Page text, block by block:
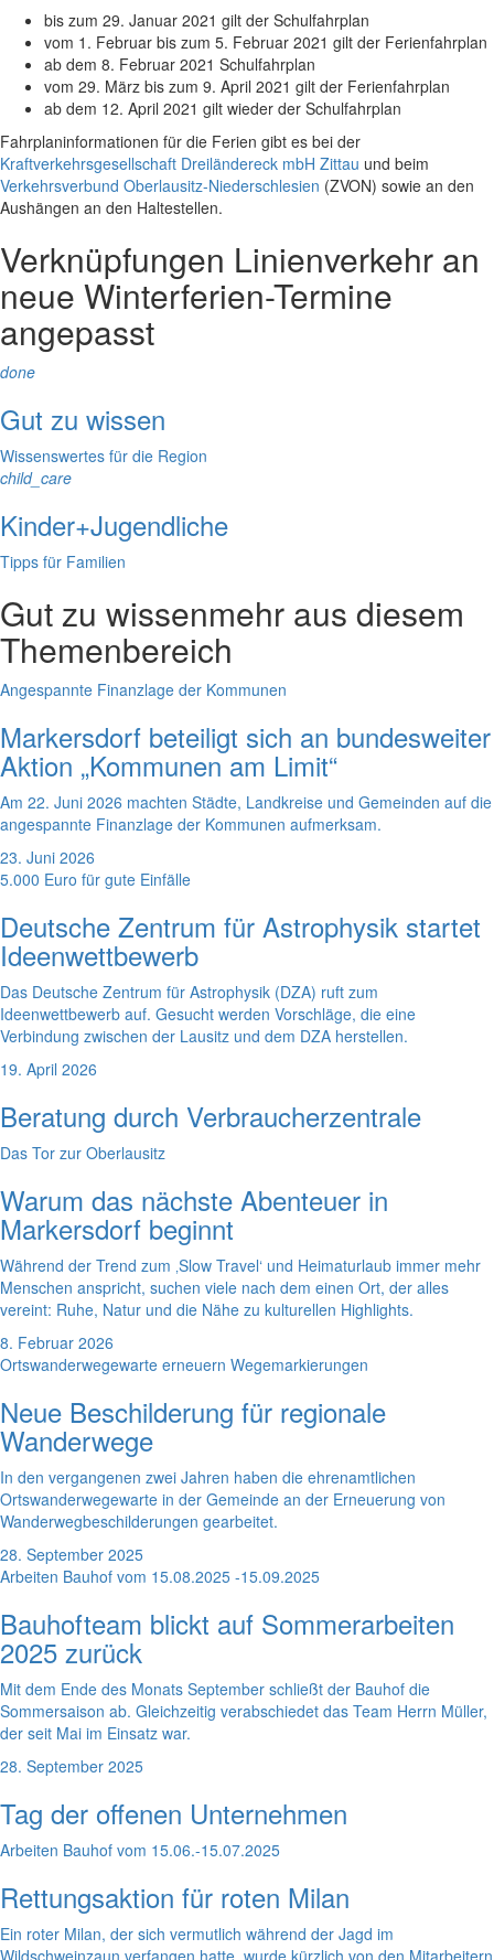
bis zum 29. Januar 2021 gilt der Schulfahrplan
vom 1. Februar bis zum 5. Februar 2021 gilt der Ferienfahrplan
ab dem 8. Februar 2021 Schulfahrplan
vom 29. März bis zum 9. April 2021 gilt der Ferienfahrplan
ab dem 12. April 2021 gilt wieder der Schulfahrplan
Fahrplaninformationen für die Ferien gibt es bei der
Kraftverkehrsgesellschaft Dreiländereck mbH Zittau und beim
Verkehrsverbund Oberlausitz-Niederschlesien (ZVON) sowie an den
Aushängen an den Haltestellen.
Verknüpfungen Linienverkehr an
neue Winterferien-Termine
angepasst
done
Gut zu wissen
Wissenswertes für die Region
child_care
Kinder+Jugendliche
Tipps für Familien
Gut zu wissenmehr aus diesem
Themenbereich
Angespannte Finanzlage der Kommunen
Markersdorf beteiligt sich an bundesweiter
Aktion „Kommunen am Limit“
Am 22. Juni 2026 machten Städte, Landkreise und Gemeinden auf die
angespannte Finanzlage der Kommunen aufmerksam.
23. Juni 2026
5.000 Euro für gute Einfälle
Deutsche Zentrum für Astrophysik startet
Ideenwettbewerb
Das Deutsche Zentrum für Astrophysik (DZA) ruft zum
Ideenwettbewerb auf. Gesucht werden Vorschläge, die eine
Verbindung zwischen der Lausitz und dem DZA herstellen.
19. April 2026
Beratung durch Verbraucherzentrale
Das Tor zur Oberlausitz
Warum das nächste Abenteuer in
Markersdorf beginnt
Während der Trend zum ‚Slow Travel‘ und Heimaturlaub immer mehr
Menschen anspricht, suchen viele nach dem einen Ort, der alles
vereint: Ruhe, Natur und die Nähe zu kulturellen Highlights.
8. Februar 2026
Ortswanderwegewarte erneuern Wegemarkierungen
Neue Beschilderung für regionale
Wanderwege
In den vergangenen zwei Jahren haben die ehrenamtlichen
Ortswanderwegewarte in der Gemeinde an der Erneuerung von
Wanderwegbeschilderungen gearbeitet.
28. September 2025
Arbeiten Bauhof vom 15.08.2025 -15.09.2025
Bauhofteam blickt auf Sommerarbeiten
2025 zurück
Mit dem Ende des Monats September schließt der Bauhof die
Sommersaison ab. Gleichzeitig verabschiedet das Team Herrn Müller,
der seit Mai im Einsatz war.
28. September 2025
Tag der offenen Unternehmen
Arbeiten Bauhof vom 15.06.-15.07.2025
Rettungsaktion für roten Milan
Ein roter Milan, der sich vermutlich während der Jagd im